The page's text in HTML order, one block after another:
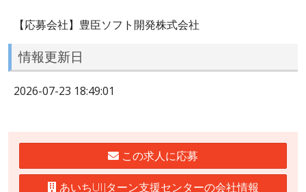
【応募会社】豊臣ソフト開発株式会社
情報更新日
2026-07-23 18:49:01
この求人に応募
あいちUIJターン支援センターの会社情報